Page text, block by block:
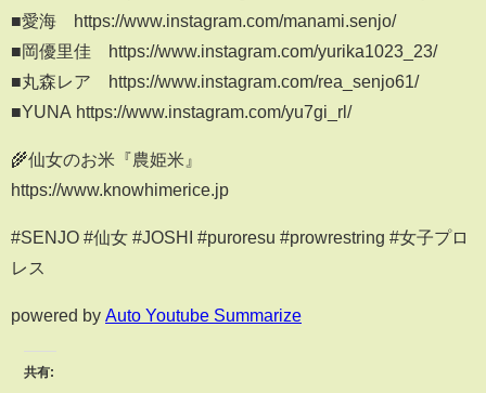
■愛海 https://www.instagram.com/manami.senjo/
■岡優里佳 https://www.instagram.com/yurika1023_23/
■丸森レア https://www.instagram.com/rea_senjo61/
■YUNA https://www.instagram.com/yu7gi_rl/
🌾仙女のお米『農姫米』
https://www.knowhimerice.jp
#SENJO #仙女 #JOSHI #puroresu #prowrestring #女子プロ
レス
powered by Auto Youtube Summarize
共有: